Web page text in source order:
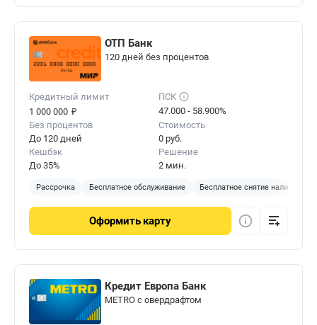
ОТП Банк
120 дней без процентов
Кредитный лимит
1 000 000 ₽
ПСК
47.000 - 58.900%
Без процентов
До 120 дней
Стоимость
0 руб.
Кешбэк
До 35%
Решение
2 мин.
Рассрочка Бесплатное обслуживание Бесплатное снятие наличных
Оформить карту
Кредит Европа Банк
METRO с овердрафтом